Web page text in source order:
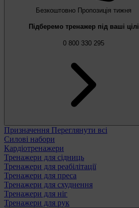
Безкоштовно Пропозиція тижня
Підберемо тренажер під ваші цілі
0 800 330 295
Призначення Переглянути всі
Силові набори
Кардіотренажери
Тренажери для сідниць
Тренажери для реабілітації
Тренажери для преса
Тренажери для схуднення
Тренажери для ніг
Тренажери для рук